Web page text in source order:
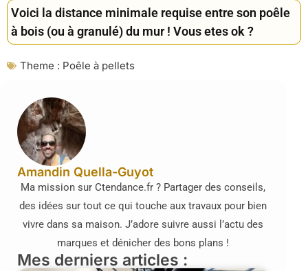
Voici la distance minimale requise entre son poêle
à bois (ou à granulé) du mur ! Vous etes ok ?
Theme : Poêle à pellets
Amandin Quella-Guyot
Ma mission sur Ctendance.fr ? Partager des conseils,
des idées sur tout ce qui touche aux travaux pour bien
vivre dans sa maison. J’adore suivre aussi l’actu des
marques et dénicher des bons plans !
Mes derniers articles :